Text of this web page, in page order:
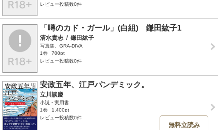
レビュー投稿数0件
「噂のカド・ガール」(白組) 鎌田紘子1
清水貴志 / 鎌田紘子
写真集、GRA-DIVA
1巻
700pt
レビュー投稿数0件
安政五年、江戸パンデミック。
立川談慶
小説・実用書
1巻
1,400pt
レビュー投稿数0件
無料立読み